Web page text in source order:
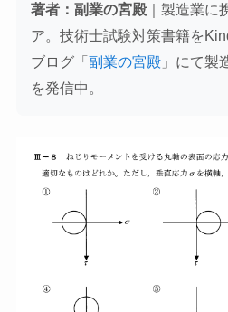
著者：副業の宮殿｜製造業に
ア。技術士試験対策書籍を
ブログ「副業の宮殿 」にて製
を発信中。